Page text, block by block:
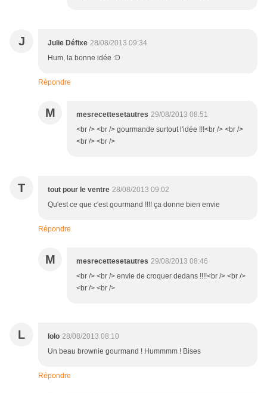
J Julie Défixe 28/08/2013 09:34
Hum, la bonne idée :D
Répondre
M mesrecettesetautres 29/08/2013 08:51
<br /> <br /> gourmande surtout l'idée !!!<br /> <br />
<br /> <br />
T tout pour le ventre 28/08/2013 09:02
Qu'est ce que c'est gourmand !!!! ça donne bien envie
Répondre
M mesrecettesetautres 29/08/2013 08:46
<br /> <br /> envie de croquer dedans !!!!<br /> <br />
<br /> <br />
L lolo 28/08/2013 08:10
Un beau brownie gourmand ! Hummmm ! Bises
Répondre